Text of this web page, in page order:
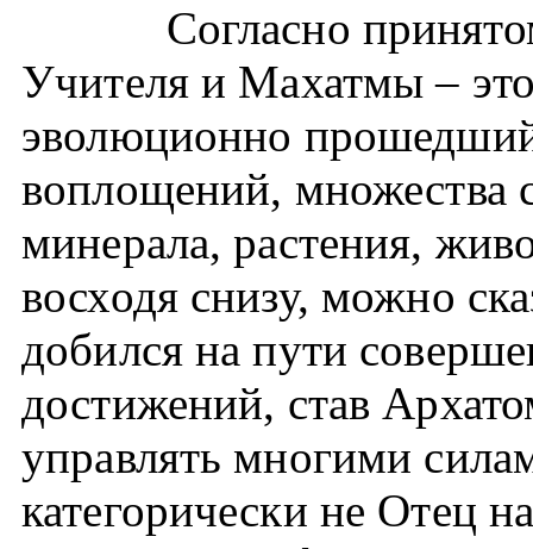
Согласно
Учителя и Махатмы –
эволюционно
воплощений, множества
минерала, растения,
восходя снизу, можно
добился на пути
достижений, став
управлять многими
категорически не Отец